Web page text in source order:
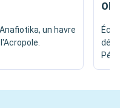
un havre